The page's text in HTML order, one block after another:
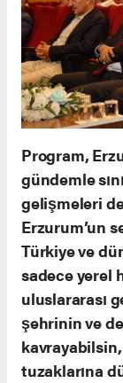
Program,
gündemle
gelişmeleri
Erzurum’un
Türkiye ve
sadece yerel
uluslararası
şehrinin ve
kavrayabilsin,
tuzaklarına